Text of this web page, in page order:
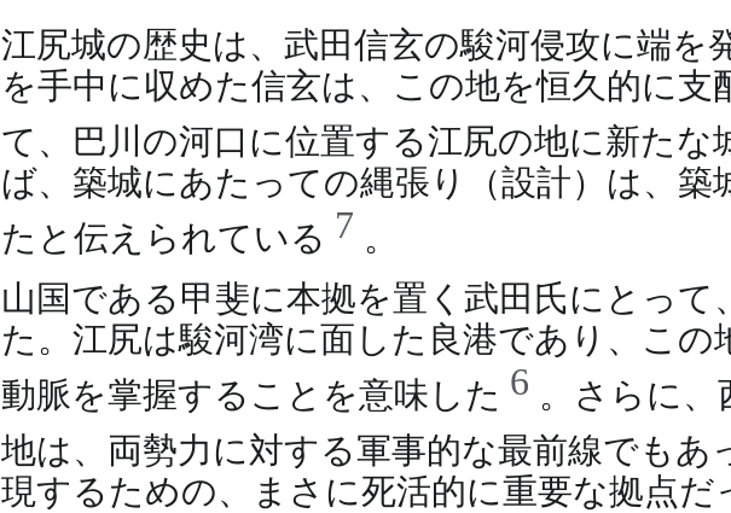
江尻城の歴史は、武田信玄の駿河侵攻に端を
を手中に収めた信玄は、この地を恒久的に
て、巴川の河口に位置する江尻の地に新たな
ば、築城にあたっての縄張り（設計）は、
たと伝えられている 7 。
山国である甲斐に本拠を置く武田氏にとっ
た。江尻は駿河湾に面した良港であり、こ
動脈を掌握することを意味した 6 。さらに、
地は、両勢力に対する軍事的な最前線でもあ
現するための、まさに死活的に重要な拠点だ